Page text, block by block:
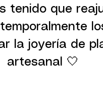
tenido que
la joyería de
artesanal 🤍